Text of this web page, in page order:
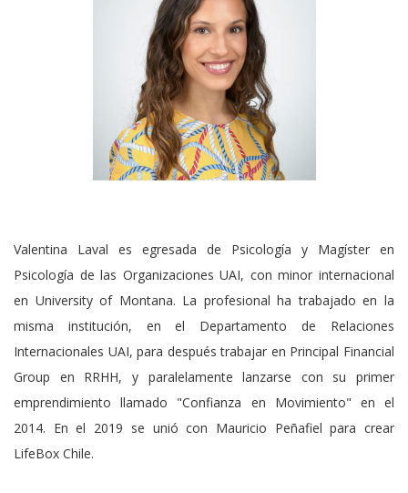
Valentina Laval es egresada de Psicología y Magíster en
Psicología de las Organizaciones UAI, con minor internacional
en University of Montana. La profesional ha trabajado en la
misma institución, en el Departamento de Relaciones
Internacionales UAI, para después trabajar en Principal Financial
Group en RRHH, y paralelamente lanzarse con su primer
emprendimiento llamado "Confianza en Movimiento" en el
2014. En el 2019 se unió con Mauricio Peñafiel para crear
LifeBox Chile.